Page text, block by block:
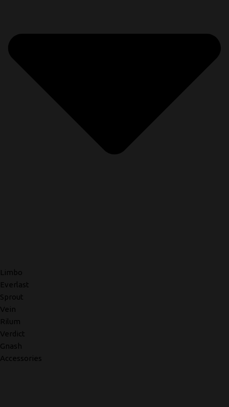
Limbo
Everlast
Sprout
Vein
Rilum
Verdict
Gnash
Accessories